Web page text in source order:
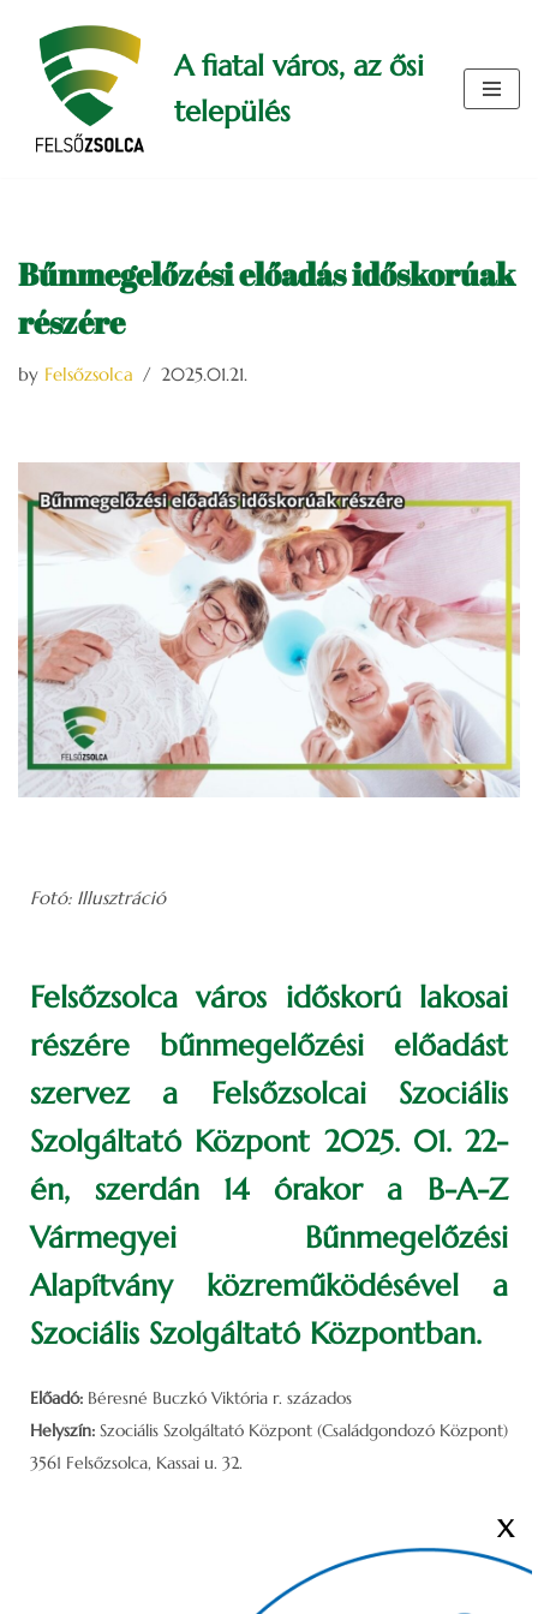
Skip
content
A fiatal város, az ősi
település
Bűnmegelőzési előadás időskorúak
részére
by Felsőzsolca 2025.01.21.
Fotó: Illusztráció
Felsőzsolca város időskorú lakosai
részére bűnmegelőzési előadást
szervez a Felsőzsolcai Szociális
Szolgáltató Központ 2025. 01. 22-
én, szerdán 14 órakor a B-A-Z
Vármegyei Bűnmegelőzési
Alapítvány közreműködésével a
Szociális Szolgáltató Központban.
Előadó: Béresné Buczkó Viktória r. százados
Helyszín: Szociális Szolgáltató Központ (Családgondozó Központ)
3561 Felsőzsolca, Kassai u. 32.
X